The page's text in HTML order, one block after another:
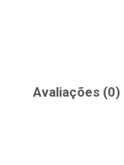
Avaliações (0)